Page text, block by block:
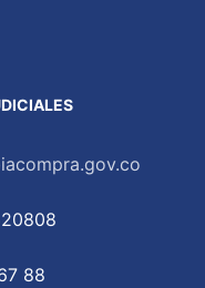
88